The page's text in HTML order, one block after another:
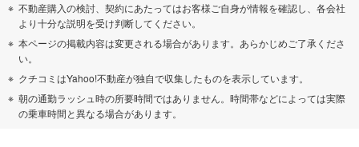
不動産購入の検討、契約にあたってはお客様ご自身が情報を確認し、各会社
より十分な説明を受け判断してください。
本ページの掲載内容は変更される場合があります。あらかじめご了承くださ
い。
クチコミはYahoo!不動産が独自で収集したものを表示しています。
朝の通勤ラッシュ時の所要時間ではありません。時間帯などによっては実際
の乗車時間と異なる場合があります。